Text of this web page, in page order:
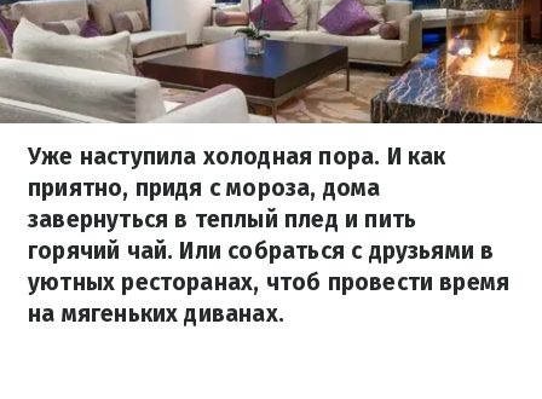
Уже наступила холодная пора. И как
приятно, придя с мороза, дома
завернуться в теплый плед и пить
горячий чай. Или собраться с друзьями в
уютных ресторанах, чтоб провести время
на мягеньких диванах.